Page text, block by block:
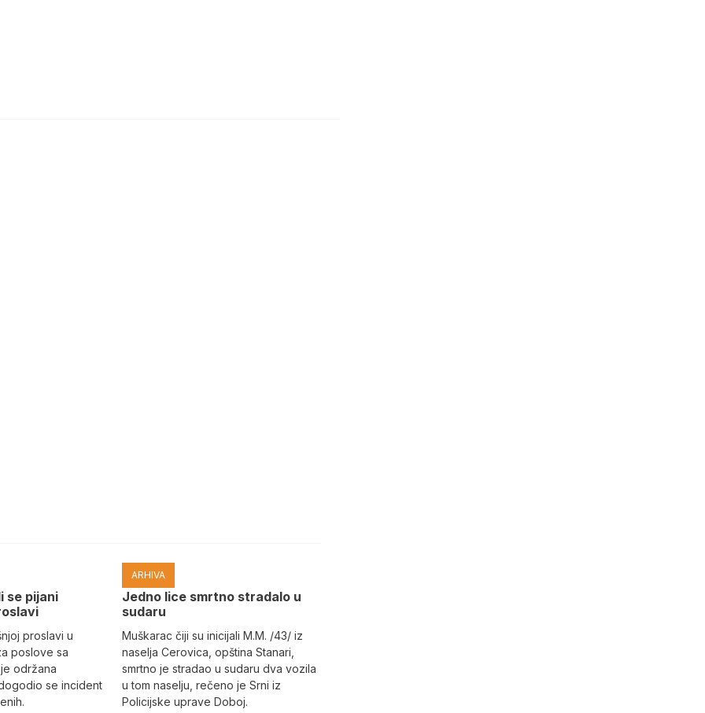
se pijani
proslavi u
poslove sa
održana
se incident
ARHIVA
Јedno lice smrtno stradalo u
sudaru
Muškarac čiji su inicijali M.M. /43/ iz
naselja Cerovica, opština Stanari,
smrtno je stradao u sudaru dva vozila
u tom naselju, rečeno je Srni iz
Policijske uprave Doboj.